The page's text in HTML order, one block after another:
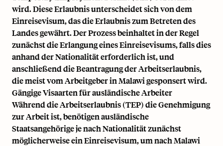
wird. Diese Erlaubnis unterscheidet sich von dem
Einreisevisum, das die Erlaubnis zum Betreten des
Landes gewährt. Der Prozess beinhaltet in der Regel
zunächst die Erlangung eines Einreisevisums, falls dies
anhand der Nationalität erforderlich ist, und
anschließend die Beantragung der Arbeitserlaubnis,
die meist vom Arbeitgeber in Malawi gesponsert wird.
Gängige Visaarten für ausländische Arbeiter
Während die Arbeitserlaubnis (TEP) die Genehmigung
zur Arbeit ist, benötigen ausländische
Staatsangehörige je nach Nationalität zunächst
möglicherweise ein Einreisevisum, um nach Malawi